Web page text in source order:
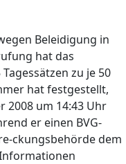
Beleidigung in
hat das
zu je 50
hat festgestellt,
2008 um 14:43 Uhr
er einen BVG-
ckungsbehörde dem